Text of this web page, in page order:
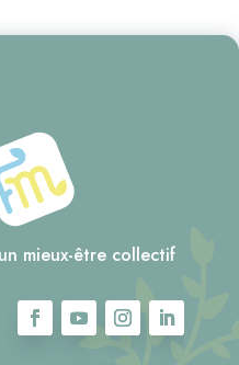
mieux-être collectif